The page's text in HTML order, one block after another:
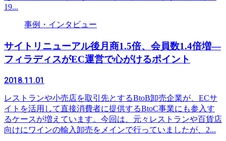
19...
事例・インタビュー
サイトリニューアル後月商1.5倍、会員数1.4倍増―
フィラディスがEC運営で心がけるポイント
2018.11.01
レストランや小売店を取引先とするBtoB卸売企業が、ECサ
イトを活用して直接消費者に提供するBtoC事業にも参入す
るケースが増えています。今回は、元々レストランや百貨店
向けにワインの輸入卸売をメインで行っていましたが、2...